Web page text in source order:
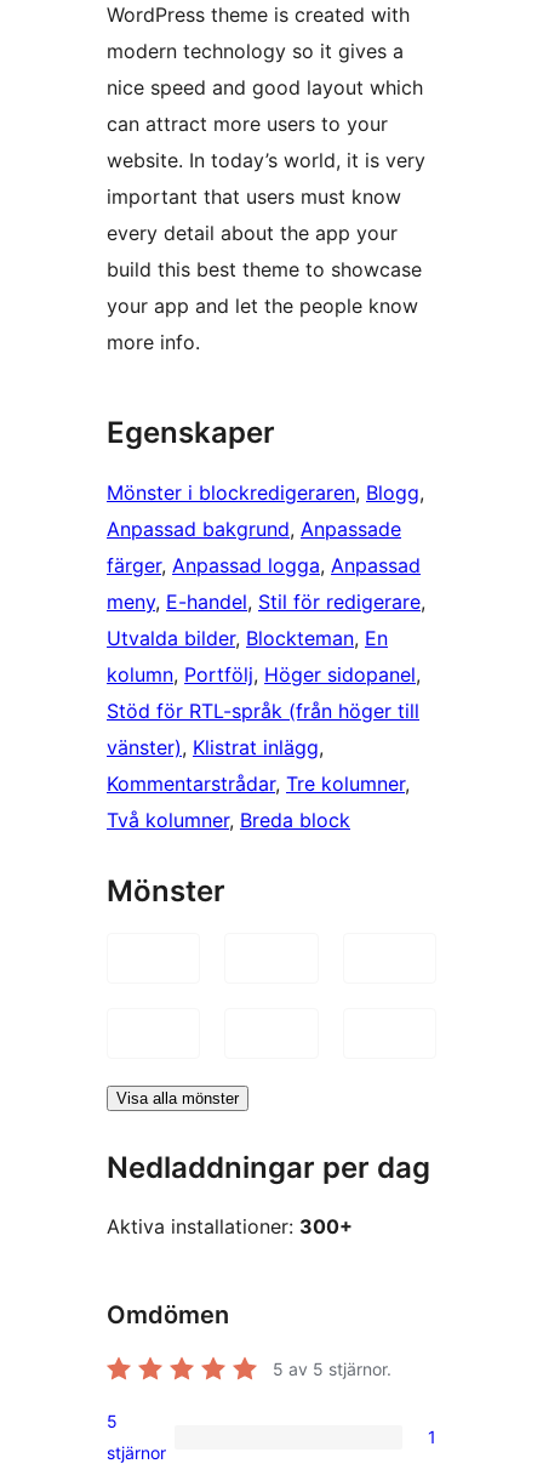
WordPress theme is created with
modern technology so it gives a
nice speed and good layout which
can attract more users to your
website. In today’s world, it is very
important that users must know
every detail about the app your
build this best theme to showcase
your app and let the people know
more info.
Egenskaper
Mönster i blockredigeraren, Blogg
Anpassad bakgrund, Anpassade
färger, Anpassad logga, Anpassad
meny, E-handel, Stil för redigerare
Utvalda bilder, Blockteman, En
kolumn, Portfölj, Höger sidopanel
Stöd för RTL-språk (från höger till
vänster), Klistrat inlägg
Kommentarstrådar, Tre kolumner
Två kolumner, Breda block
Mönster
Visa alla mönster
Nedladdningar per dag
Aktiva installationer: 300+
Omdömen
5 av 5 stjärnor.
1
5
stjärnor
1